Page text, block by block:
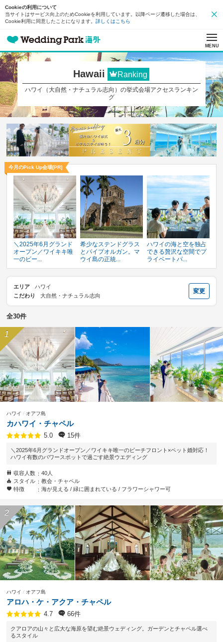
Cookieの利用について
当サイトはサービス向上のためCookieを利用しています。以降ページ遷移した場合は、
Cookie利用に同意したことになります。 詳しくはこちら
MENU
Hawaii Ranking
ハワイ（大自然・ナチュラル志向）の挙式会場アクセスランキン
グ
今月のPick Up会場[PR]
＼2025年6月グランド
オープン／ワイキキ唯
一のビー...
希少なステンドグラス
とパイプオルガン。マ
ウイ島の正統...
ハワイの海と空を独占
できる贅沢な空間でプ
ライベートパ...
エリア
ハワイ
こだわり
大自然・ナチュラル志向
変更
全30件
ハワイ オアフ島
カハワイ・チャペル
5.0 15件
＼2025年6月グランドオープン／ワイキキ唯一のビーチフロント×ペット婚対応！
ハワイ有数のパワースポットで過ごす絶景ウエディング
収容人数
40人
スタイル
教会・チャペル
特徴
海が見える 緑に囲まれている フラワーシャワー可
ハワイ オアフ島
アロハ・ケ・アクア・チャペル
4.7 66件
クアロアの山々と広大な海原を望む絶景ウェディング。ガーデンとチャペル選べ
るスタイル